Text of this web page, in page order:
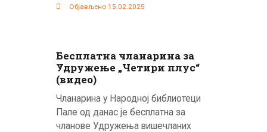
Објављено 15.02.2025
Бесплатна чланарина за
Удружење „Четири плус“
(видео)
Чланарина у Народној библиотеци
Пале од данас је бесплатна за
чланове Удружења вишечланих